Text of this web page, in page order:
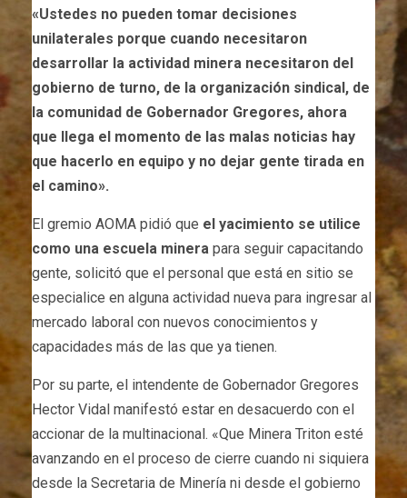
«Ustedes no pueden tomar decisiones
unilaterales porque cuando necesitaron
desarrollar la actividad minera necesitaron del
gobierno de turno, de la organización sindical, de
la comunidad de Gobernador Gregores, ahora
que llega el momento de las malas noticias hay
que hacerlo en equipo y no dejar gente tirada en
el camino».
El gremio AOMA pidió que el yacimiento se utilice
como una escuela minera para seguir capacitando
gente, solicitó que el personal que está en sitio se
especialice en alguna actividad nueva para ingresar al
mercado laboral con nuevos conocimientos y
capacidades más de las que ya tienen.
Por su parte, el intendente de Gobernador Gregores
Hector Vidal manifestó estar en desacuerdo con el
accionar de la multinacional. «Que Minera Triton esté
avanzando en el proceso de cierre cuando ni siquiera
desde la Secretaria de Minería ni desde el gobierno